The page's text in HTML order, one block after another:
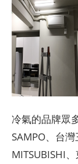
冷氣的品牌眾
SAMPO、台
MITSUBISHI